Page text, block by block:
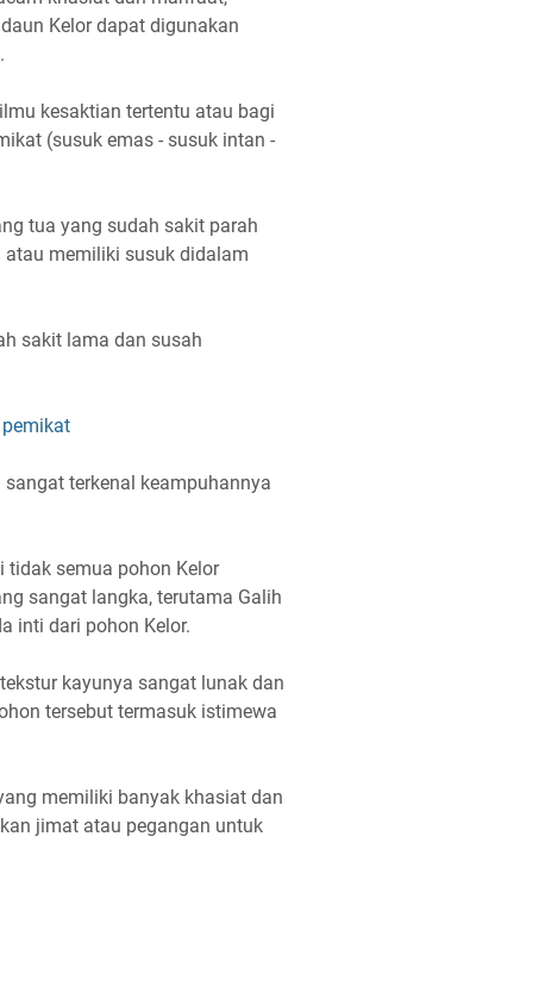
Kelor dapat digunakan
kesaktian tertentu atau bagi
(susuk emas - susuk intan -
tua yang sudah sakit parah
memiliki susuk didalam
sakit lama dan susah
terkenal keampuhannya
tidak semua pohon Kelor
sangat langka, terutama Galih
inti dari pohon Kelor.
kayunya sangat lunak dan
tersebut termasuk istimewa
memiliki banyak khasiat dan
jimat atau pegangan untuk